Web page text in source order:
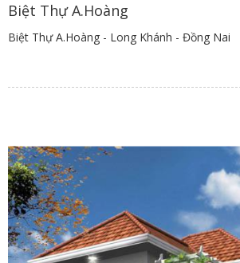
Biệt Thự A.Hoàng
Biệt Thự A.Hoàng - Long Khánh - Đồng Nai